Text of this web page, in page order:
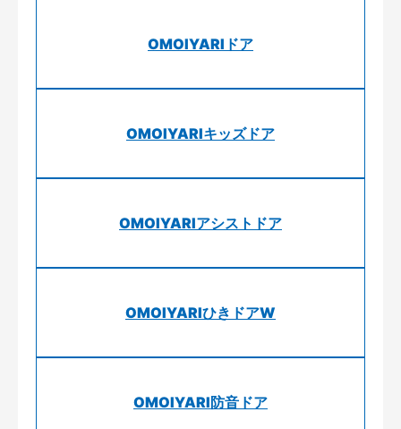
OMOIYARIドア
OMOIYARIキッズドア
OMOIYARIアシストドア
OMOIYARIひきドアW
OMOIYARI防音ドア